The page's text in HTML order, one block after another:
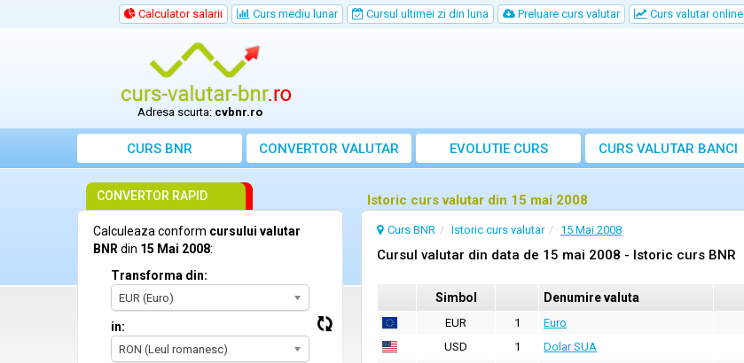
Calculator salarii Curs mediu lunar Cursul ultimei zi din luna Preluare curs valutar Curs valutar online
Adresa scurta: cvbnr.ro
CURS BNR CONVERTOR VALUTAR EVOLUTIE CURS CURS VALUTAR BANCI
Istoric curs valutar din 15 mai 2008
Curs BNR Istoric curs valutar 15 Mai 2008
Cursul valutar din data de 15 mai 2008 - Istoric curs BNR
Simbol Denumire valuta
EUR 1 Euro
USD
1 Dolar SUA
CONVERTOR RAPID
Calculeaza conform cursului valutar
BNR din 15 Mai 2008:
Transforma din:
EUR (Euro)
in:
RON (Leul romanesc)